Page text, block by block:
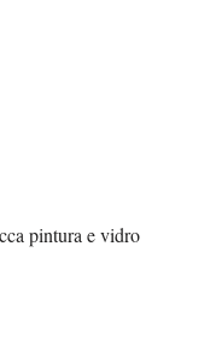
pintura e vidro